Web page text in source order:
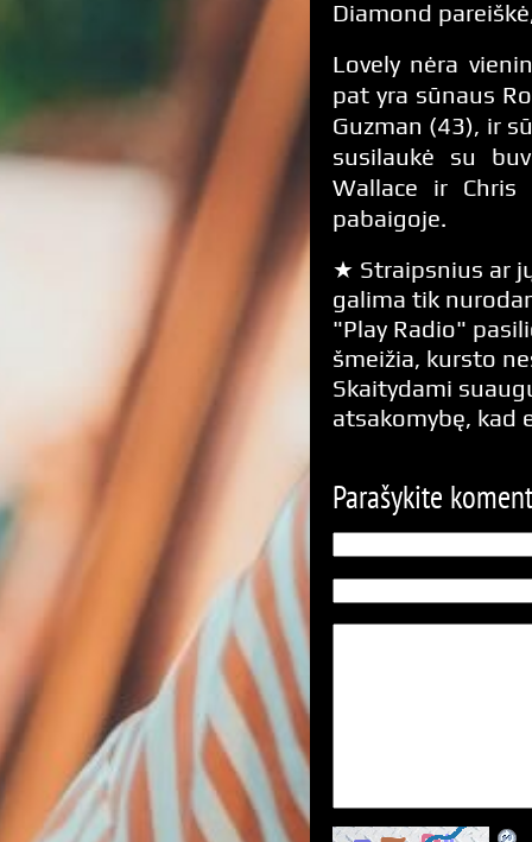
Diamond
Lovely nėra
pat yra sūnaus
Guzman (43), ir
susilaukė su
Wallace ir
pabaigoje.
★ Straipsnius ar
galima tik
"Play Radio"
šmeižia, kursto
Skaitydami
atsakomybę, kad
Parašykite